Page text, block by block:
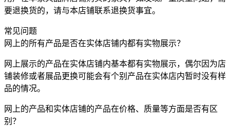
要退换货的，请与本店铺联系退换货事宜。
常见问题
网上的所有产品是否在实体店铺内都有实物展示？
网上展示的产品在实体店铺内基本都有实物展示，偶尔因为店
铺装修或者展品更换可能会有个别产品在实体店内暂时没有样
品的情况。
网上的产品和实体店铺的产品在价格、质量等方面是否有区
别？